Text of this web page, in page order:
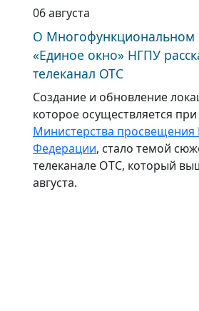
06 августа
О Многофункциональном
«Единое окно» НГПУ
телеканал ОТС
Создание и обновление
которое осуществляется
Министерства просвещения
Федерации, стало темой
телеканале ОТС, который
августа.